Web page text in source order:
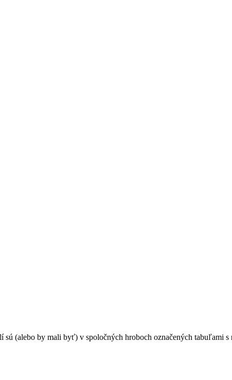
(alebo by mali byť) v spoločných hroboch označených tabuľami